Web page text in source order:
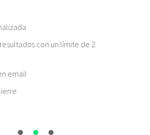
con un límite de 2
email